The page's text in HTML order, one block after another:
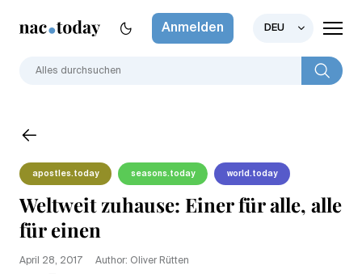
Anmelden DEU
apostles.today seasons.today world.today
Weltweit zuhause: Einer für alle, alle
für einen
April 28, 2017
Author: Oliver Rütten